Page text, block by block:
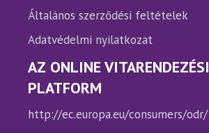
Általános szerződési feltételek
Adatvédelmi nyilatkozat
AZ ONLINE VITARENDEZÉSI
PLATFORM
http://ec.europa.eu/consumers/odr/